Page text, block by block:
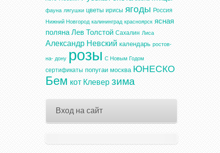
фауна лягушки цветы ирисы ягоды Россия
Нижний Новгород калининград красноярск ясная
поляна Лев Толстой Сахалин Лиса
Александр Невский календарь ростов-
на- дону розы С Новым Годом
сертификаты попугаи москва ЮНЕСКО
Бем кот Клевер зима
Вход на сайт